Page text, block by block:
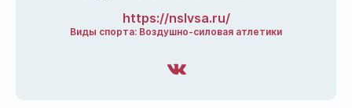
https://nslvsa.ru/
Виды спорта: Воздушно-силовая атлетики